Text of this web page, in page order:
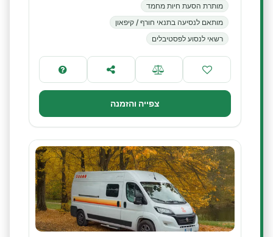
מותרת הסעת חיות מחמד
מותאם לנסיעה בתנאי חורף / קיפאון
רשאי לנסוע לפסטיבלים
צפייה והזמנה